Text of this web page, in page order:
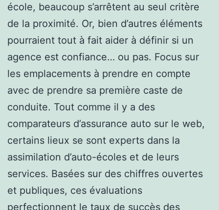
école, beaucoup s’arrêtent au seul critère
de la proximité. Or, bien d’autres éléments
pourraient tout à fait aider à définir si un
agence est confiance… ou pas. Focus sur
les emplacements à prendre en compte
avec de prendre sa première caste de
conduite. Tout comme il y a des
comparateurs d’assurance auto sur le web,
certains lieux se sont experts dans la
assimilation d’auto-écoles et de leurs
services. Basées sur des chiffres ouvertes
et publiques, ces évaluations
perfectionnent le taux de succès des